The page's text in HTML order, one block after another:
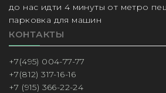
до нас идти 4 минуты от метро
парковка для машин
КОНТАКТЫ
+7(495) 004-77-77
+7(812) 317-16-16
+7 (915) 366-22-24